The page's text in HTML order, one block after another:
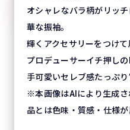
オシャレなバラ柄がリッ
華な振袖。
輝くアクセサリーをつけ
プロデューサーイチ押しの
手可愛いセレブ感たっぷり
※本画像はAIにより生成
品とは色味・質感・仕様